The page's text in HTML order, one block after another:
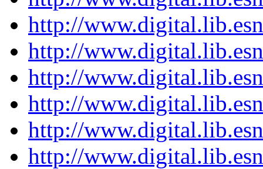
http://
http://
http://
http://
http://
http://